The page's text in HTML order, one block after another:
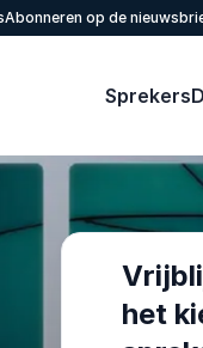
Abonneren op de
Sprekers
het